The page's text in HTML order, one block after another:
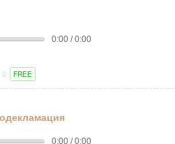
0:00 / 0:00
0 FREE
0:00 / 0:00